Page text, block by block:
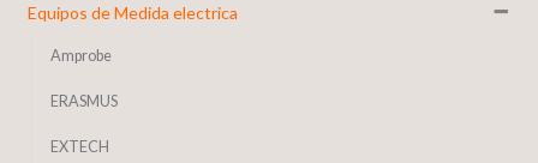
Equipos de Medida electrica
Amprobe
ERASMUS
EXTECH